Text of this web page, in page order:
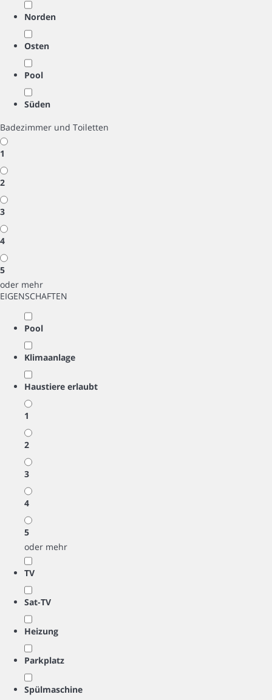
Norden
Osten
Pool
Süden
Badezimmer und Toiletten
1
2
3
4
5
oder mehr
EIGENSCHAFTEN
Pool
Klimaanlage
Haustiere erlaubt
1
2
3
4
5
oder mehr
TV
Sat-TV
Heizung
Parkplatz
Spülmaschine